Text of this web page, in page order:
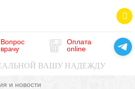
Вопрос
врачу
Оплата
online
ВАШУ НАДЕЖДУ
и новости